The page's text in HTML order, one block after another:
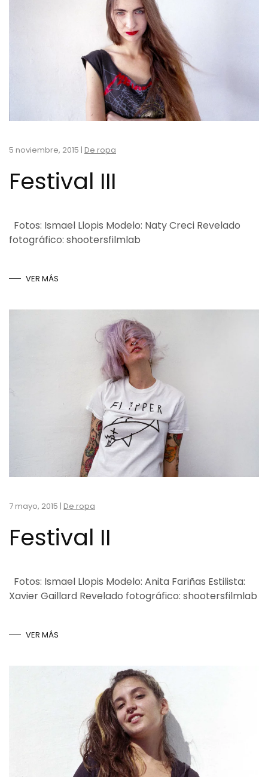
5 noviembre, 2015 | De ropa
Festival III
Fotos: Ismael Llopis Modelo: Naty Creci Revelado
fotográfico: shootersfilmlab
VER MÁS
7 mayo, 2015 | De ropa
Festival II
Fotos: Ismael Llopis Modelo: Anita Fariñas Estilista:
Xavier Gaillard Revelado fotográfico: shootersfilmlab
VER MÁS